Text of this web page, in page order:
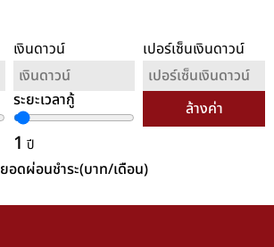
เงินดาวน์ เปอร์เซ็นเงินดาวน์
ระยะเวลากู้
1 ปี
ล้างค่า
ยอดผ่อนชำระ(บาท/เดือน)